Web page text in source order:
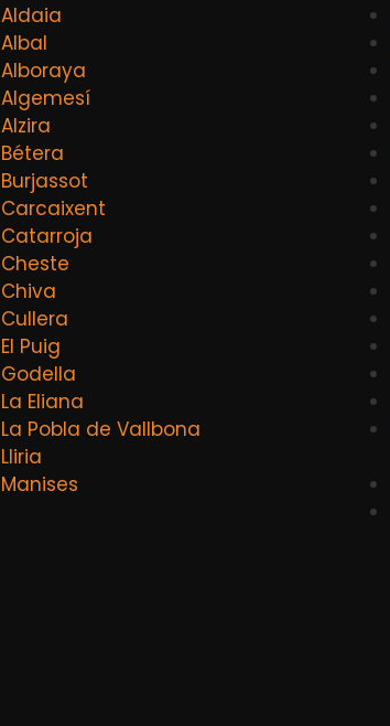
Aldaia
Albal
Alboraya
Algemesí
Alzira
Bétera
Burjassot
Carcaixent
Catarroja
Cheste
Chiva
Cullera
El Puig
Godella
La Eliana
La Pobla de Vallbona
Lliria
Manises